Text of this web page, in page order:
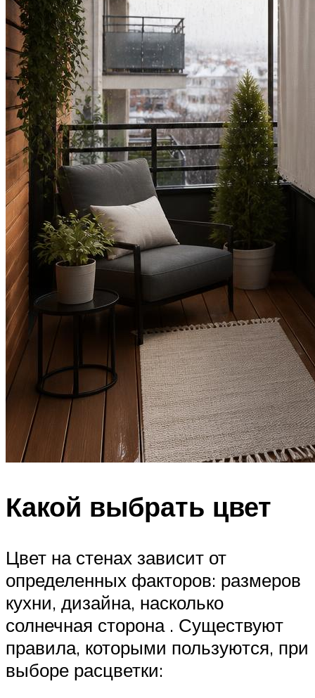
Какой выбрать цвет
Цвет на стенах зависит от
определенных факторов: размеров
кухни, дизайна, насколько
солнечная сторона . Существуют
правила, которыми пользуются, при
выборе расцветки: